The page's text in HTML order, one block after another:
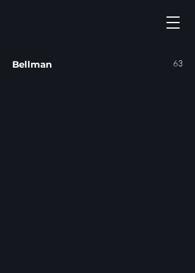
Bellman 63